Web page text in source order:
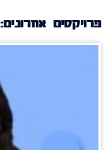
פרויקטים אחרונים: